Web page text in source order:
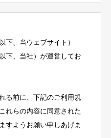
下、当ウェブサイト）
下、当社）が運営してお
る前に、下記のご利用規
れらの内容に同意された
すようお願い申しあげま